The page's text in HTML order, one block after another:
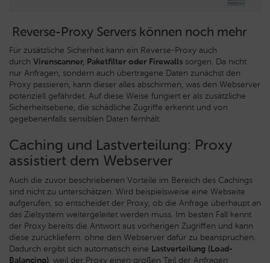
Reverse-Proxy Servers können noch mehr
Für zusätzliche Sicherheit kann ein Reverse-Proxy auch
durch Virenscanner, Paketfilter oder Firewalls sorgen. Da nicht
nur Anfragen, sondern auch übertragene Daten zunächst den
Proxy passieren, kann dieser alles abschirmen, was den Webserver
potenziell gefährdet. Auf diese Weise fungiert er als zusätzliche
Sicherheitsebene, die schädliche Zugriffe erkennt und von
gegebenenfalls sensiblen Daten fernhält.
Caching und Lastverteilung: Proxy
assistiert dem Webserver
Auch die zuvor beschriebenen Vorteile im Bereich des Cachings
sind nicht zu unterschätzen. Wird beispielsweise eine Webseite
aufgerufen, so entscheidet der Proxy, ob die Anfrage überhaupt an
das Zielsystem weitergeleitet werden muss. Im besten Fall kennt
der Proxy bereits die Antwort aus vorherigen Zugriffen und kann
diese zurückliefern. ohne den Webserver dafür zu beanspruchen.
Dadurch ergibt sich automatisch eine Lastverteilung (Load-
Balancing), weil der Proxy einen großen Teil der Anfragen